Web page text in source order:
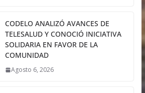
CODELO ANALIZÓ AVANCES DE
TELESALUD Y CONOCIÓ INICIATIVA
SOLIDARIA EN FAVOR DE LA
COMUNIDAD
Agosto 6, 2026